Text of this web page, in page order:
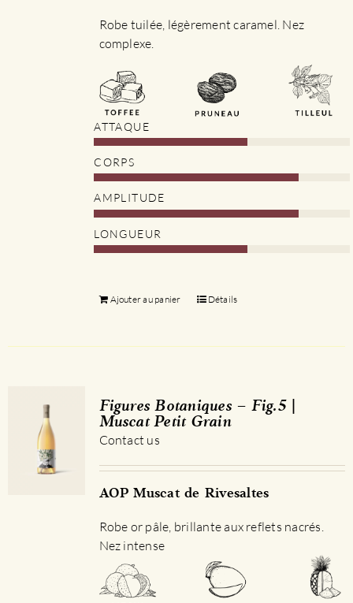
Robe tuilée, légèrement caramel. Nez
complexe.
ATTAQUE
CORPS
AMPLITUDE
LONGUEUR
Ajouter au panier Détails
Figures Botaniques – Fig.5 |
Muscat Petit Grain
Contact us
AOP Muscat de Rivesaltes
Robe or pâle, brillante aux reflets nacrés.
Nez intense